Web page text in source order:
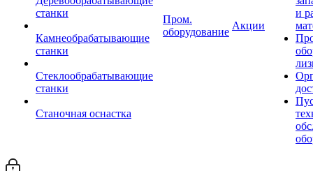
станки
Камнеобрабатывающие
станки
Стеклообрабатывающие
станки
Станочная оснастка
Пром.
оборудование
Акции
и